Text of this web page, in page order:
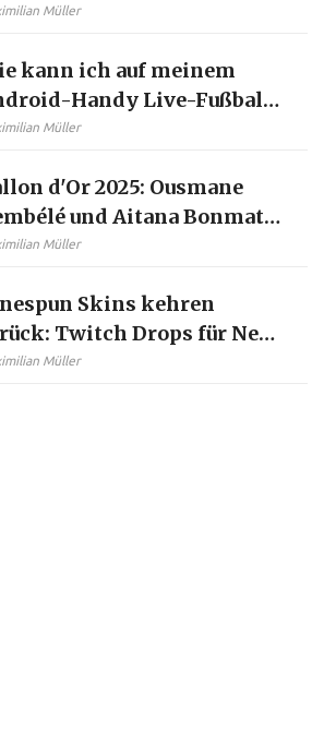
am wenigsten
Müller
kann ich auf meinem
Handy Live-Fußball
Müller
d'Or 2025: Ousmane
und Aitana Bonmatí
Rampenlicht – Was wir
Müller
Skins kehren
Twitch Drops für New
Season 8
Müller